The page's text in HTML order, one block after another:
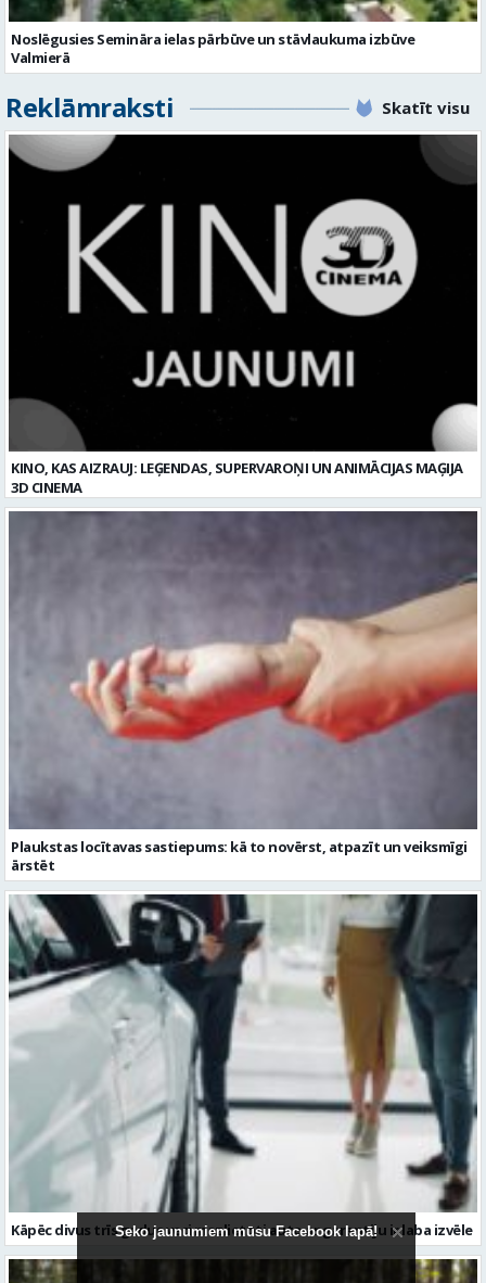
Plaukstas locītavas sastiepums: kā to novērst, atpazīt un veiksmīgi
Kāpēc divus trīs gadus veci mazlietoti auto ar garantiju ir laba izvēle
Seko jaunumiem mūsu Facebook lapā!